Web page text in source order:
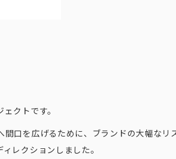
クトです。
口を広げるために、ブランドの大幅なリ
レクションしました。